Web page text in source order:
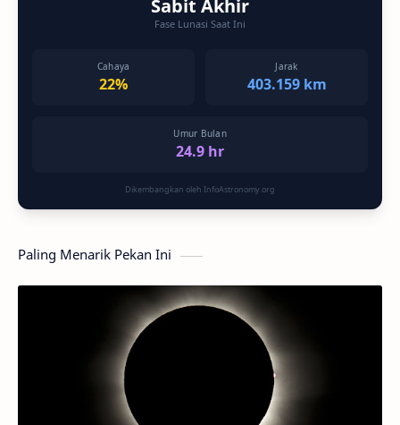
Sabit Akhir
Fase Lunasi Saat Ini
Cahaya
22%
Jarak
403.159 km
Umur Bulan
24.9 hr
Dikembangkan oleh InfoAstronomy.org
Paling Menarik Pekan Ini